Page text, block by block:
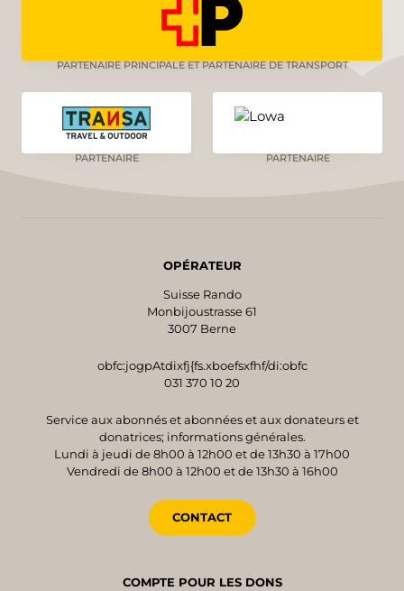
PARTENAIRE PRINCIPALE ET PARTENAIRE DE TRANSPORT
PARTENAIRE PARTENAIRE
OPÉRATEUR
Suisse Rando
Monbijoustrasse 61
3007 Berne
obfc:jogpAtdixfj{fs.xboefsxfhf/di:obfc
031 370 10 20
Service aux abonnés et abonnées et aux donateurs et
donatrices; informations générales.
Lundi à jeudi de 8h00 à 12h00 et de 13h30 à 17h00
Vendredi de 8h00 à 12h00 et de 13h30 à 16h00
CONTACT
COMPTE POUR LES DONS